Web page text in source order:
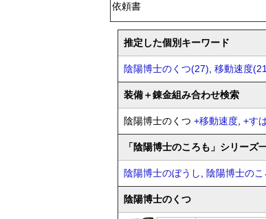
依頼書
推定した個別キーワード
陰陽博士のくつ(27), 移動速度
装備＋錬金組み合わせ検索
陰陽博士のくつ +移動速度, +す
「陰陽博士のころも」シリーズ
陰陽博士のぼうし, 陰陽博士の
陰陽博士のくつ